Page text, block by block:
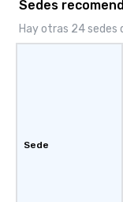
Sedes
Hay otras 24 sedes
Sede